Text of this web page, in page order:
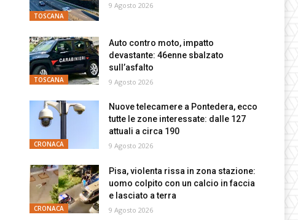
TOSCANA
9 Agosto 2026
TOSCANA
Auto contro moto, impatto
devastante: 46enne sbalzato
sull’asfalto
9 Agosto 2026
CRONACA
Nuove telecamere a Pontedera, ecco
tutte le zone interessate: dalle 127
attuali a circa 190
9 Agosto 2026
CRONACA
Pisa, violenta rissa in zona stazione:
uomo colpito con un calcio in faccia
e lasciato a terra
9 Agosto 2026